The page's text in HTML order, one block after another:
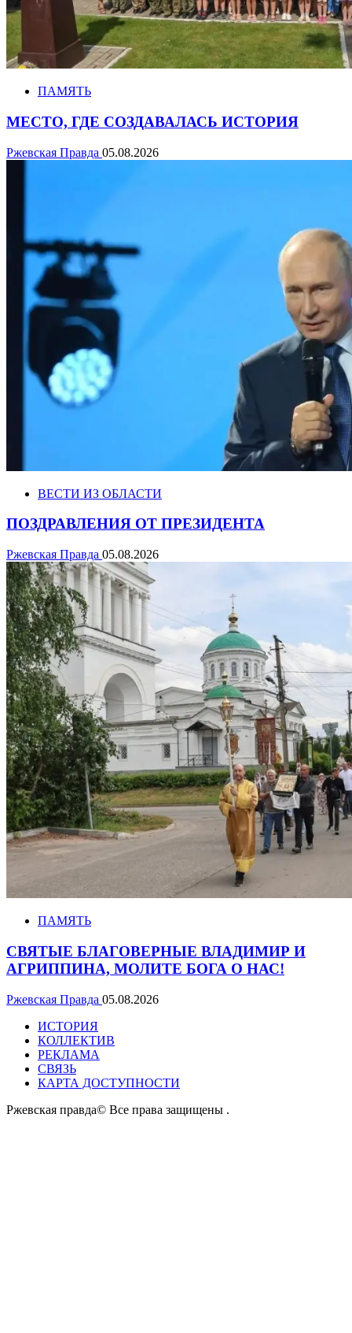
ПАМЯТЬ
МЕСТО, ГДЕ СОЗДАВАЛАСЬ ИСТОРИЯ
Ржевская Правда 05.08.2026
ВЕСТИ ИЗ ОБЛАСТИ
ПОЗДРАВЛЕНИЯ ОТ ПРЕЗИДЕНТА
Ржевская Правда 05.08.2026
ПАМЯТЬ
СВЯТЫЕ БЛАГОВЕРНЫЕ ВЛАДИМИР И
АГРИППИНА, МОЛИТЕ БОГА О НАС!
Ржевская Правда 05.08.2026
ИСТОРИЯ
КОЛЛЕКТИВ
РЕКЛАМА
СВЯЗЬ
КАРТА ДОСТУПНОСТИ
Ржевская правда© Все права защищены .